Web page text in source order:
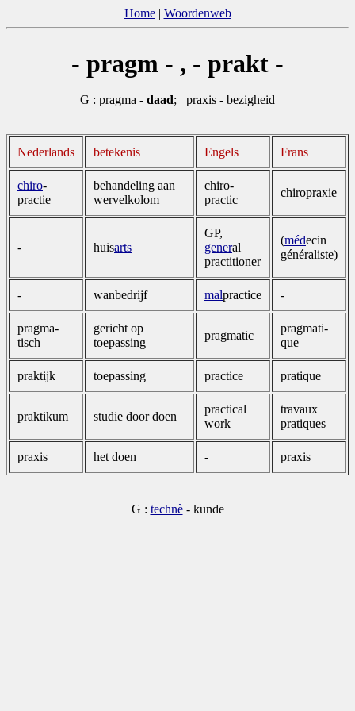
Home| Woordenweb
- pragm - , - prakt -
G : pragma - daad; praxis - bezigheid
Nederlands betekenis Engels Frans
chiro­
practie
behande­ling aan
wervel­kolom
chiro­
practic
chiro­praxie
- huisarts
GP,
general
practitioner
(médecin
généraliste)
- wanbedrijf malpractice -
pragma­
tisch
gericht op
toepassing
pragmatic
pragmati­
que
praktijk toepassing practice pratique
praktikum studie door doen
practical
work
travaux
pratiques
praxis het doen - praxis
G : technè- kunde